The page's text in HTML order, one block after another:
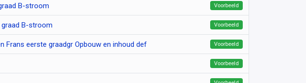
B-stroom Voorbeeld
graad B-stroom Voorbeeld
Frans eerste graadgr Opbouw en inhoud def Voorbeeld
Voorbeeld